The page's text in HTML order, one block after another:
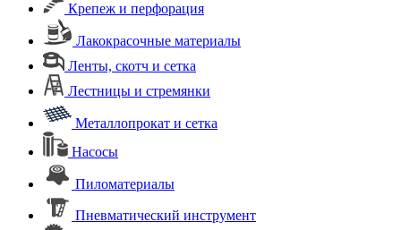
Крепеж и перфорация
Лакокрасочные материалы
Ленты, скотч и сетка
Лестницы и стремянки
Металлопрокат и сетка
Насосы
Пиломатериалы
Пневматический инструмент